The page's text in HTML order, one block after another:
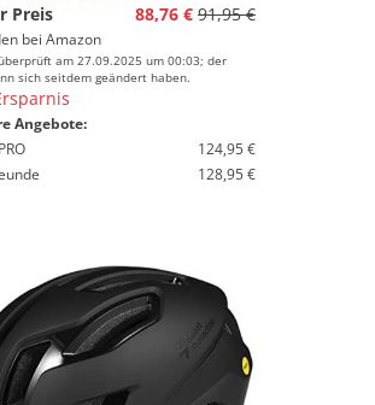
Preis
88,76 € 91,95 €
bei Amazon
am 27.09.2025 um 00:03; der
sich seitdem geändert haben.
Angebote:
124,95 €
128,95 €